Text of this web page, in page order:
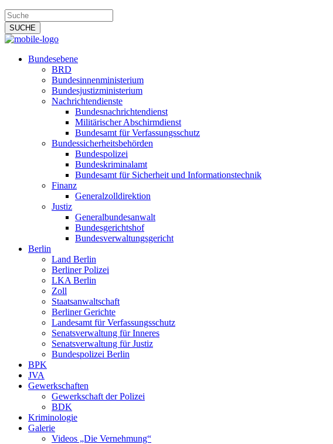
Bundesebene
BRD
Bundesinnenministerium
Bundesjustizministerium
Nachrichtendienste
Bundesnachrichtendienst
Militärischer Abschirmdienst
Bundesamt für Verfassungsschutz
Bundessicherheitsbehörden
Bundespolizei
Bundeskriminalamt
Bundesamt für Sicherheit und Informationstechnik
Finanz
Generalzolldirektion
Justiz
Generalbundesanwalt
Bundesgerichtshof
Bundesverwaltungsgericht
Berlin
Land Berlin
Berliner Polizei
LKA Berlin
Zoll
Staatsanwaltschaft
Berliner Gerichte
Landesamt für Verfassungsschutz
Senatsverwaltung für Inneres
Senatsverwaltung für Justiz
Bundespolizei Berlin
BPK
JVA
Gewerkschaften
Gewerkschaft der Polizei
BDK
Kriminologie
Galerie
Videos „Die Vernehmung“